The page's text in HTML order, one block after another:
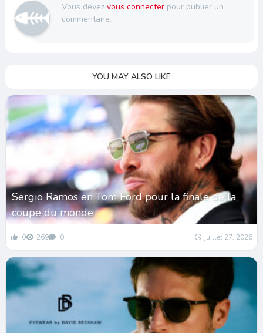
Vous devez vous connecterpour publier un
commentaire.
YOU MAY ALSO LIKE
Sergio Ramos en Tom Ford pour la finale de la
coupe du monde
0 269 0 juillet 27, 2026